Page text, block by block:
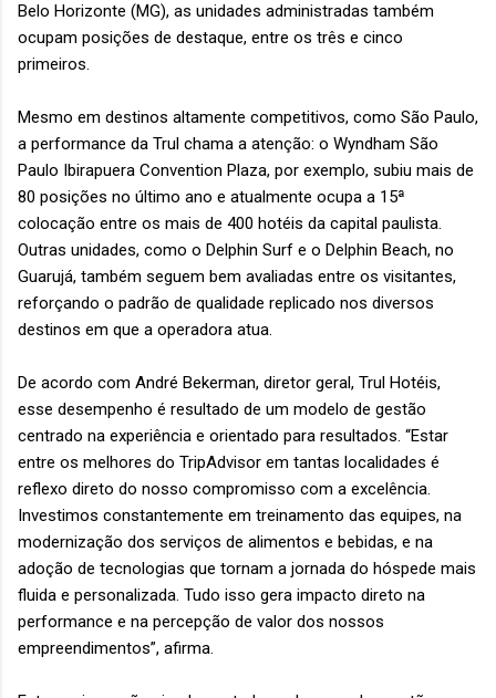
Belo Horizonte (MG), as unidades administradas também
ocupam posições de destaque, entre os três e cinco
primeiros.
Mesmo em destinos altamente competitivos, como São Paulo,
a performance da Trul chama a atenção: o Wyndham São
Paulo Ibirapuera Convention Plaza, por exemplo, subiu mais de
80 posições no último ano e atualmente ocupa a 15ª
colocação entre os mais de 400 hotéis da capital paulista.
Outras unidades, como o Delphin Surf e o Delphin Beach, no
Guarujá, também seguem bem avaliadas entre os visitantes,
reforçando o padrão de qualidade replicado nos diversos
destinos em que a operadora atua.
De acordo com André Bekerman, diretor geral, Trul Hotéis,
esse desempenho é resultado de um modelo de gestão
centrado na experiência e orientado para resultados. “Estar
entre os melhores do TripAdvisor em tantas localidades é
reflexo direto do nosso compromisso com a excelência.
Investimos constantemente em treinamento das equipes, na
modernização dos serviços de alimentos e bebidas, e na
adoção de tecnologias que tornam a jornada do hóspede mais
fluida e personalizada. Tudo isso gera impacto direto na
performance e na percepção de valor dos nossos
empreendimentos”, afirma.